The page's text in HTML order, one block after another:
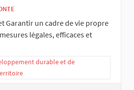
Garantir un cadre de vie propre
légales, efficaces et
durable et de